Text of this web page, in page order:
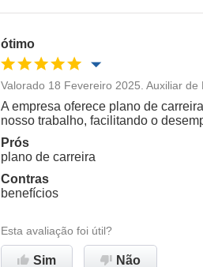
ótimo
Oportunidade de promoção
Ambiente de trabalho
Recomenda esta empresa
Valorado 18 Fevereiro 2025. Auxiliar
A empresa oferece plano de
nosso trabalho, facilitando o
Prós
plano de carreira
Contras
benefícios
Esta avaliação foi útil?
Sim Não